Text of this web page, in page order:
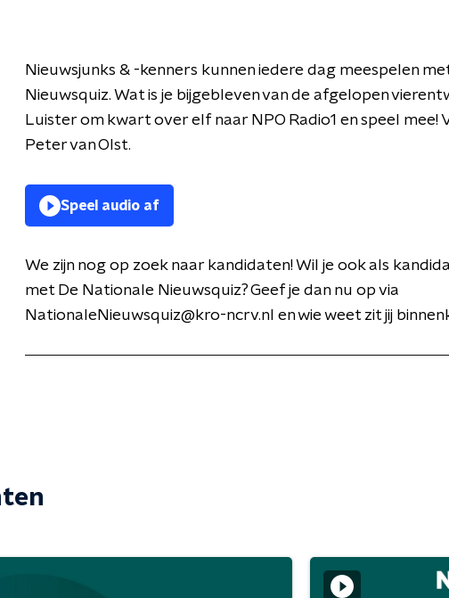
Nieuwsjunks & -kenners kunnen iedere dag meespelen
Nieuwsquiz. Wat is je bijgebleven van de afgelopen
Luister om kwart over elf naar NPO Radio1 en speel mee!
Peter van Olst.
Speel audio af
We zijn nog op zoek naar kandidaten! Wil je ook als
met De Nationale Nieuwsquiz? Geef je dan nu op via
NationaleNieuwsquiz@kro-ncrv.nl en wie weet zit jij